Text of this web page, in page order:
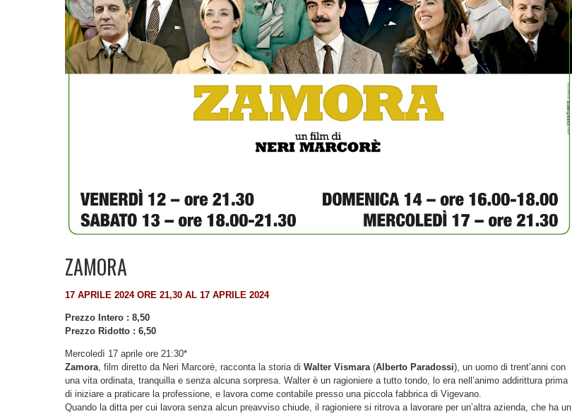
ZAMORA
17 APRILE 2024 ORE 21,30 AL 17 APRILE 2024
Prezzo Intero : 8,50
Prezzo Ridotto : 6,50
Mercoledì 17 aprile ore 21:30*
Zamora, film diretto da Neri Marcorè, racconta la storia di Walter Vismara (Alberto Paradossi), un uomo di trent’anni con
una vita ordinata, tranquilla e senza alcuna sorpresa. Walter è un ragioniere a tutto tondo, lo era nell’animo addirittura prima
di iniziare a praticare la professione, e lavora come contabile presso una piccola fabbrica di Vigevano.
Quando la ditta per cui lavora senza alcun preavviso chiude, il ragioniere si ritrova a lavorare per un’altra azienda, che ha un